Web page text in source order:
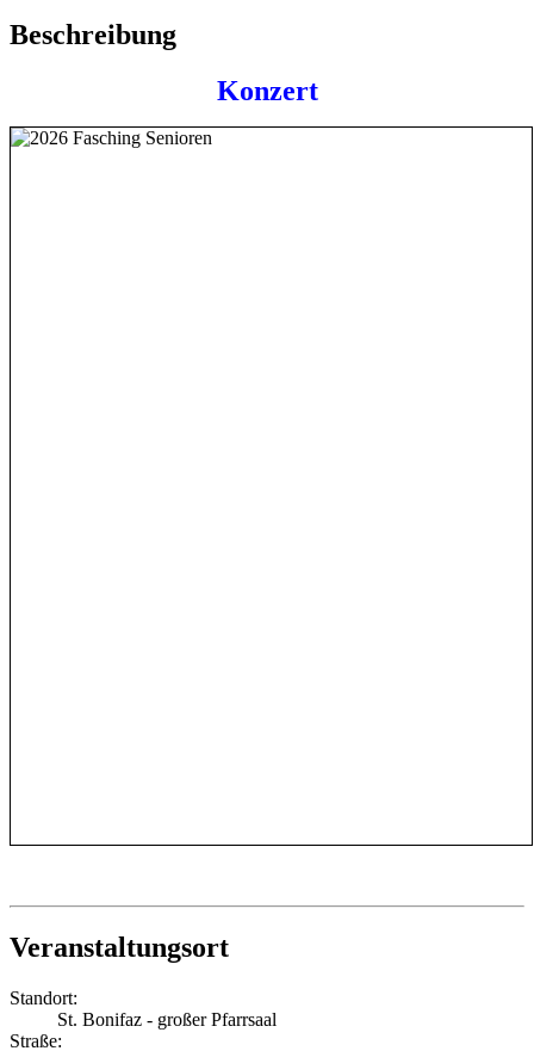
Beschreibung
Konzert
Veranstaltungsort
Standort:
St. Bonifaz - großer Pfarrsaal
Straße: